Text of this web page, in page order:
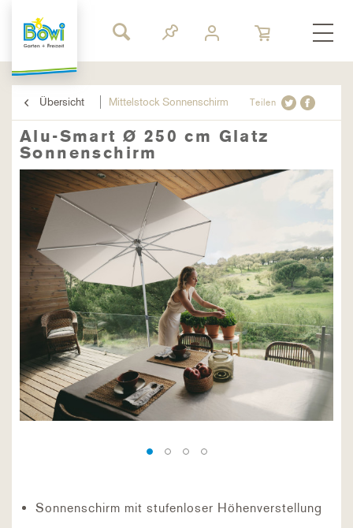
Übersicht Mittelstock Sonnenschirm Teilen
Alu-Smart Ø 250 cm Glatz
Sonnenschirm
Sonnenschirm mit stufenloser Höhenverstellung